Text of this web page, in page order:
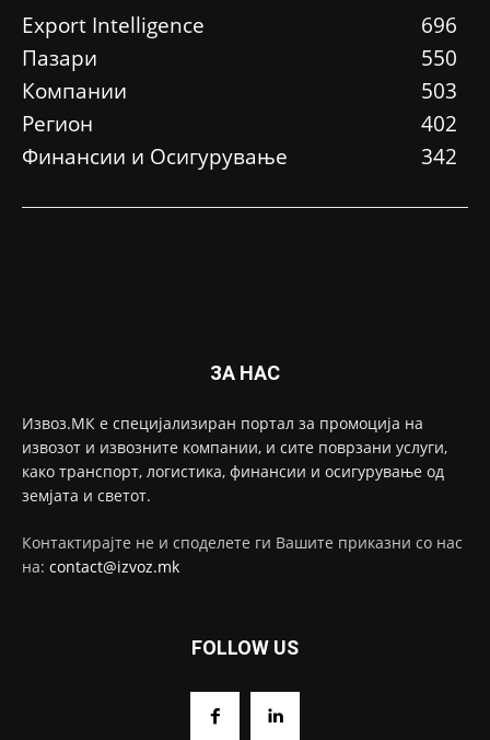
Еxport Intelligence
696
Пазари
550
Компании
503
Регион
402
Финансии и Осигурување
342
ЗА НАС
Извоз.МК е специјализиран портал за промоција на
извозот и извозните компании, и сите поврзани услуги,
како транспорт, логистика, финансии и осигурување од
земјата и светот.
Контактирајте не и споделете ги Вашите приказни со нас
на: contact@izvoz.mk
FOLLOW US